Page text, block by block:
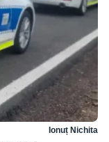
Ionuț Nichita